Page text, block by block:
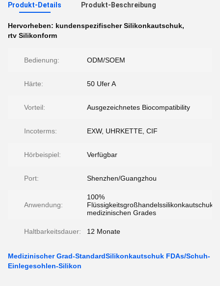
Produkt-Details Produkt-Beschreibung
Hervorheben: kundenspezifischer Silikonkautschuk,
rtv Silikonform
Bedienung: ODM/SOEM
Härte: 50 Ufer A
Vorteil: Ausgezeichnetes Biocompatibility
Incoterms: EXW, UHRKETTE, CIF
Hörbeispiel: Verfügbar
Port: Shenzhen/Guangzhou
Anwendung:
100%
Flüssigkeitsgroßhandelssilikonkautschuk
medizinischen Grades
Haltbarkeitsdauer: 12 Monate
Medizinischer Grad-StandardSilikonkautschuk FDAs/Schuh-
Einlegesohlen-Silikon